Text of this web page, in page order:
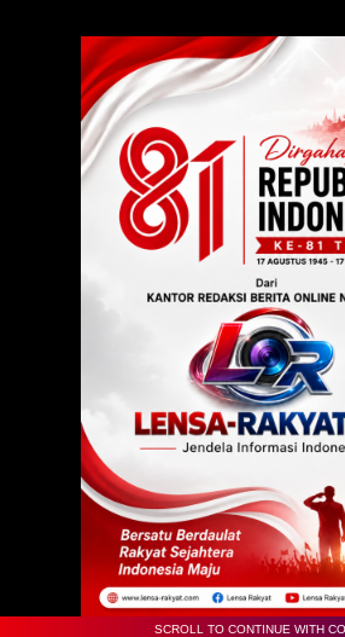
SCROLL TO CONTINUE WITH